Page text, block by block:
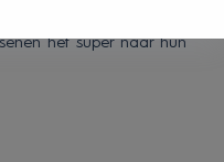
het super naar hun